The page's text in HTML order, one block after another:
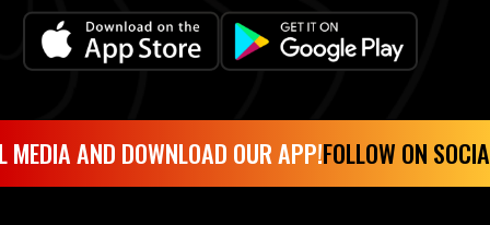
AND DOWNLOAD OUR APP!FOLLOW ON SOCIAL